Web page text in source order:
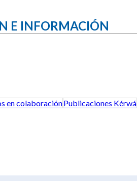
E INFORMACIÓN
en colaboraciónPublicaciones Kérwá